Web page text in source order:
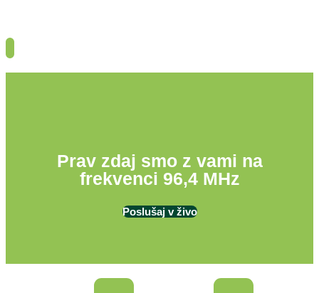
Prav zdaj smo z vami na
frekvenci 96,4 MHz
Poslušaj v živo